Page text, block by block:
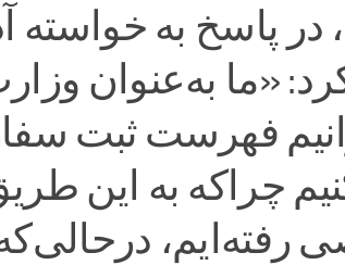
پاسخ به خواسته
«ما به‌عنوان
فهرست ثبت
چراکه به این
درحالی‌که